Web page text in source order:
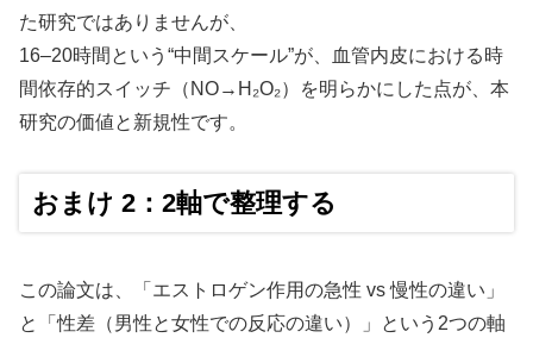
た研究ではありませんが、
16–20時間という“中間スケール”が、血管内皮における時
間依存的スイッチ（NO→H₂O₂）を明らかにした点が、本
研究の価値と新規性です。
おまけ 2：2軸で整理する
この論文は、「エストロゲン作用の急性 vs 慢性の違い」
と「性差（男性と女性での反応の違い）」という2つの軸